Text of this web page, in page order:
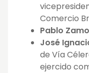
Comercio
Pablo
José
de Vía
ejercido